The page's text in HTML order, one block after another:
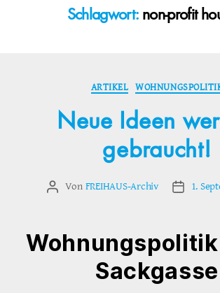
STATTBAU
HAMBURG
Schlagwort: non-profit
Kategorien
ARTIKEL
Neue Ideen
gebraucht!
Beitragsautor
Von FREIHAUS-Archiv 1.
Sackgasse